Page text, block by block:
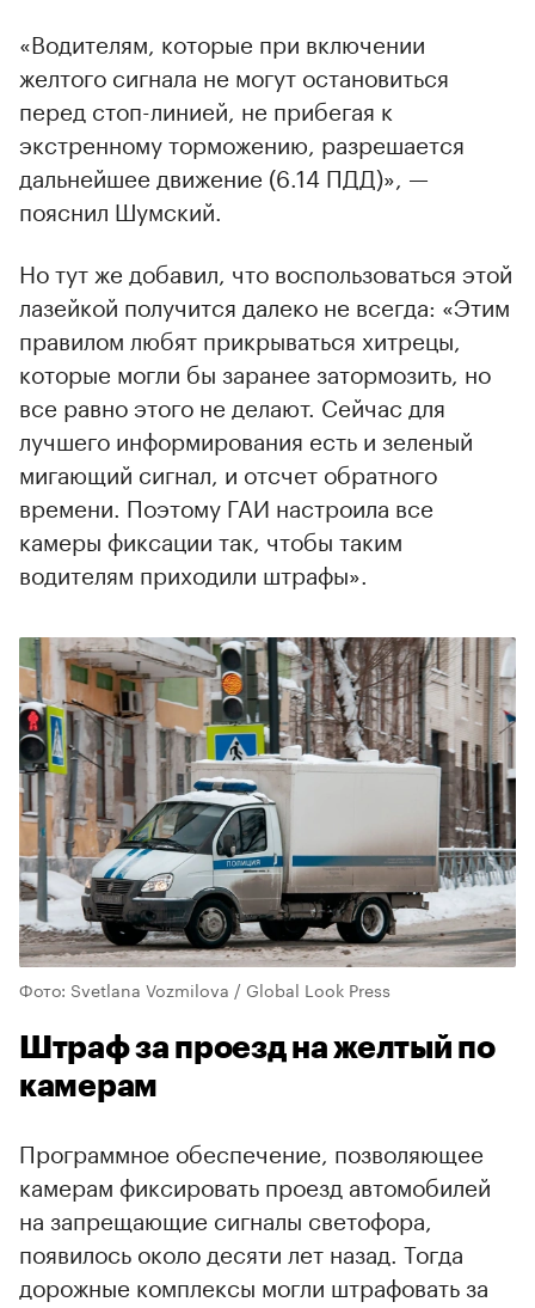
«Водителям, которые при включении
желтого сигнала не могут остановиться
перед стоп-линией, не прибегая к
экстренному торможению, разрешается
дальнейшее движение (6.14 ПДД)», —
пояснил Шумский.
Но тут же добавил, что воспользоваться этой
лазейкой получится далеко не всегда: «Этим
правилом любят прикрываться хитрецы,
которые могли бы заранее затормозить, но
все равно этого не делают. Сейчас для
лучшего информирования есть и зеленый
мигающий сигнал, и отсчет обратного
времени. Поэтому ГАИ настроила все
камеры фиксации так, чтобы таким
водителям приходили штрафы».
Фото: Svetlana Vozmilova / Global Look Press
Штраф за проезд на желтый по
камерам
Программное обеспечение, позволяющее
камерам фиксировать проезд автомобилей
на запрещающие сигналы светофора,
появилось около десяти лет назад. Тогда
дорожные комплексы могли штрафовать за